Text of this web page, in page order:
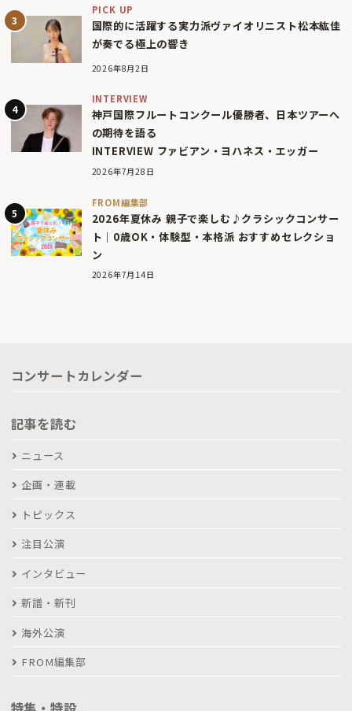
PICK UP
国際的に活躍する実力派ヴァイオリニスト松本紘佳
が奏でる極上の響き
2026年8月2日
INTERVIEW
神戸国際フルートコンクール優勝者、日本ツアーへ
の期待を語る
INTERVIEW ファビアン・ヨハネス・エッガー
2026年7月28日
FROM編集部
2026年夏休み 親子で楽しむ♪クラシックコンサー
ト｜0歳OK・体験型・本格派 おすすめセレクショ
ン
2026年7月14日
コンサートカレンダー
記事を読む
ニュース
企画・連載
トピックス
注目公演
インタビュー
新譜・新刊
海外公演
FROM編集部